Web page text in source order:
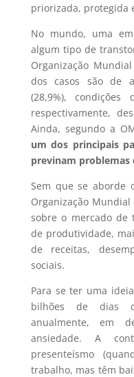
priorizada, protegida
No mundo, uma
algum tipo de
Organização
dos casos são de
(28,9%),
respectivamente,
Ainda, segundo a
um dos principais
previnam problemas
Sem que se aborde
Organização
sobre o mercado de
de produtividade,
de receitas,
sociais.
Para se ter uma
bilhões de dias
anualmente, em
ansiedade. A
presenteísmo
trabalho, mas têm